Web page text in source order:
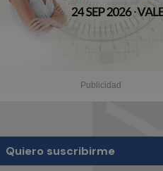
Quiero suscribirme